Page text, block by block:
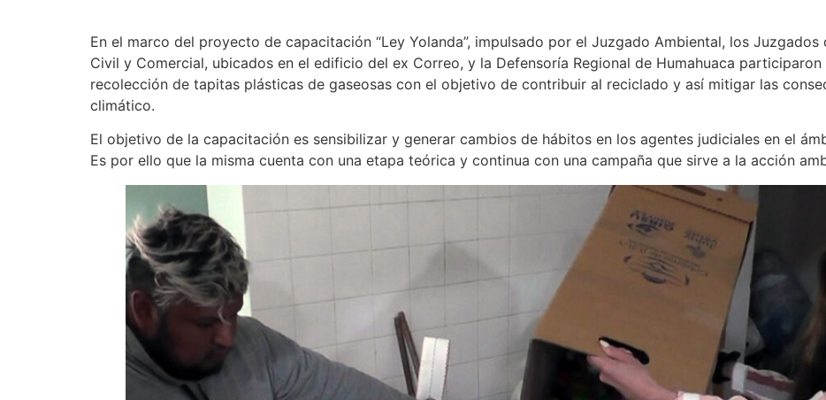
En el marco del proyecto de capacitación “Ley Yolanda”, impulsado por el Juzgado Ambiental, los Juzgados
Civil y Comercial, ubicados en el edificio del ex Correo, y la Defensoría Regional de Humahuaca participaron
recolección de tapitas plásticas de gaseosas con el objetivo de contribuir al reciclado y así mitigar las
climático.
El objetivo de la capacitación es sensibilizar y generar cambios de hábitos en los agentes judiciales en el
Es por ello que la misma cuenta con una etapa teórica y continua con una campaña que sirve a la acción